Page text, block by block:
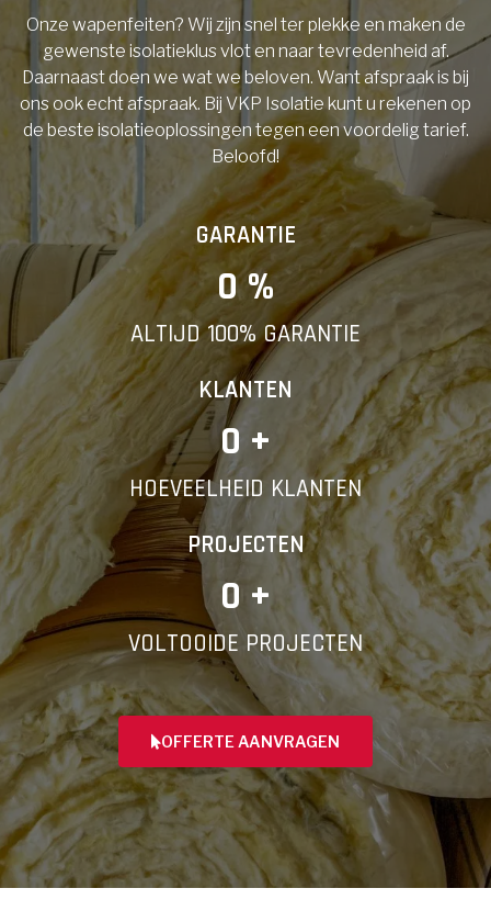
Onze wapenfeiten? Wij zijn snel ter plekke en maken de
gewenste isolatieklus vlot en naar tevredenheid af.
Daarnaast doen we wat we beloven. Want afspraak is bij
ons ook echt afspraak. Bij VKP Isolatie kunt u rekenen op
de beste isolatieoplossingen tegen een voordelig tarief.
Beloofd!
GARANTIE
0 %
ALTIJD 100% GARANTIE
KLANTEN
0 +
HOEVEELHEID KLANTEN
PROJECTEN
0 +
VOLTOOIDE PROJECTEN
OFFERTE AANVRAGEN